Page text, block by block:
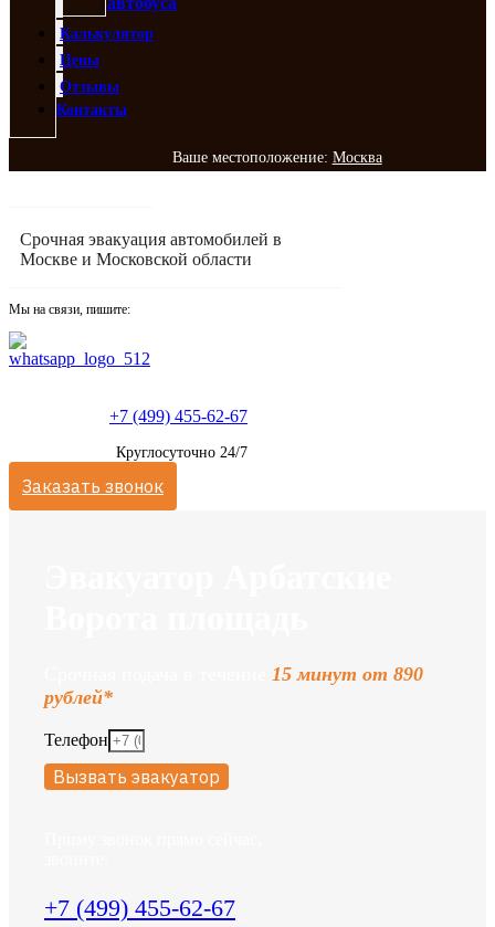
Калькулятор
Цены
Отзывы
Контакты
Ваше местоположение: Москва
Срочная эвакуация автомобилей в
Москве и Московской области
Мы на связи, пишите:
+7 (499) 455-62-67
Круглосуточно 24/7
Заказать звонок
15 минут от 890
рублей*
Телефон
Вызвать эвакуатор
+7 (499) 455-62-67